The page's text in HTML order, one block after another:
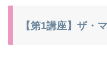
【第1講座】ザ・